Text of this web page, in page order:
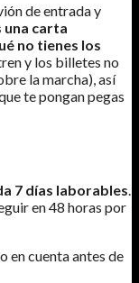
de entrada y
una carta
no tienes los
y los billetes no
la marcha), así
te pongan pegas
7 días laborables.
en 48 horas por
en cuenta antes de